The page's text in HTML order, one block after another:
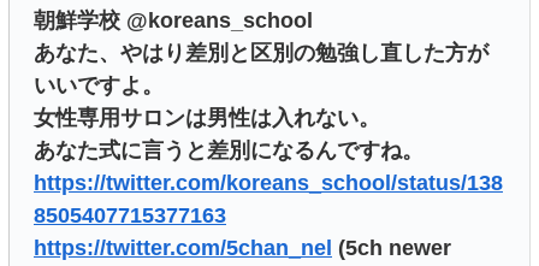
朝鮮学校 @koreans_school
あなた、やはり差別と区別の勉強し直した方が
いいですよ。
女性専用サロンは男性は入れない。
あなた式に言うと差別になるんですね。
https://twitter.com/koreans_school/status/138
8505407715377163
https://twitter.com/5chan_nel (5ch newer